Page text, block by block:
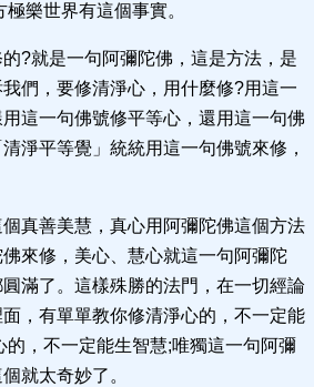
樂世界有這個事實。
?就是一句阿彌陀佛，這是方法，是
們，要修清淨心，用什麼修?用這一
這一句佛號修平等心，還用這一句佛
淨平等覺」統統用這一句佛號來修，
真善美慧，真心用阿彌陀佛這個方法
來修，美心、慧心就這一句阿彌陀
滿了。這樣殊勝的法門，在一切經論
，有單單教你修清淨心的，不一定能
的，不一定能生智慧;唯獨這一句阿彌
就太奇妙了。